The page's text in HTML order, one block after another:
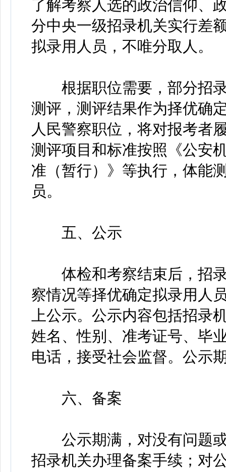
了解考察人选的政治信仰、
分中央一级招录机关实行差
拟录用人员，不唯分取人。
根据职位需要，部分招录
测评，测评结果作为择优确
人民警察职位，将对报考者
测评项目和标准按照《公安
准（暂行）》等执行，体能
员。
五、公示
体检和考察结束后，招录
察情况等择优确定拟录用人
上公示。公示内容包括招录
姓名、性别、准考证号、毕
电话，接受社会监督。公示
六、备案
公示期满，对没有问题或
招录机关办理备案手续；对